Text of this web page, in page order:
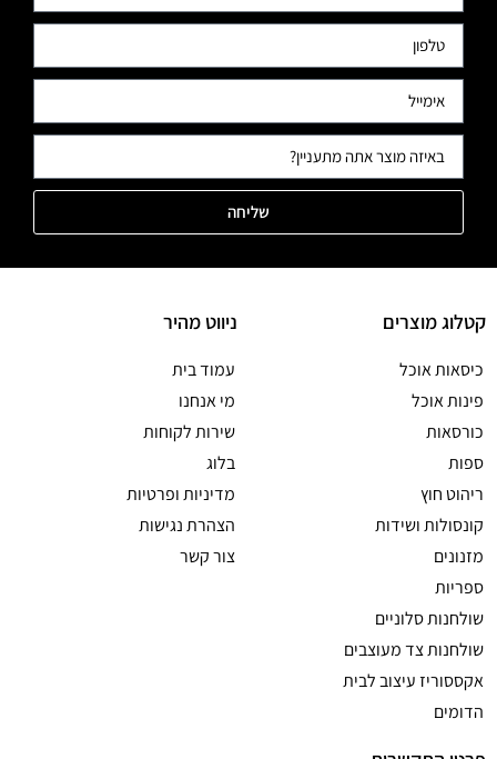
שליחה
קטלוג מוצרים
כיסאות אוכל
פינות אוכל
כורסאות
ספות
ריהוט חוץ
קונסולות ושידות
מזנונים
ספריות
שולחנות סלוניים
שולחנות צד מעוצבים
אקססוריז עיצוב לבית
הדומים
ניווט מהיר
עמוד בית
מי אנחנו
שירות לקוחות
בלוג
מדיניות ופרטיות
הצהרת נגישות
צור קשר